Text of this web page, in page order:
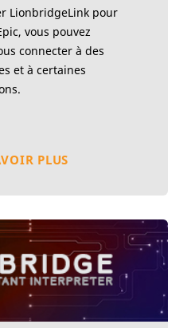
LionbridgeLink pour
vous pouvez
connecter à des
et à certaines
PLUS